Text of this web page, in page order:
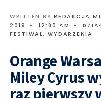
WRITTEN BY REDAKCJA
2019
• 12:00 AM •
FESTIWAL, WYDARZENIA
Orange
Miley Cyrus
raz pierwszy